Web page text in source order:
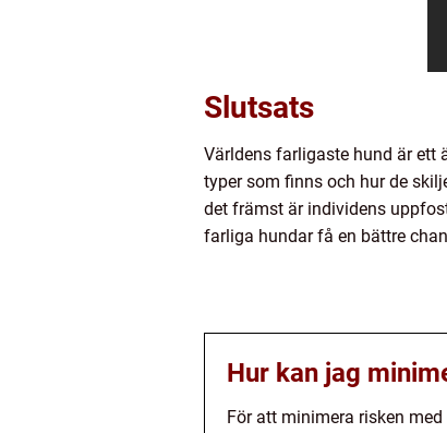
Slutsats
Världens farligaste hund är ett
typer som finns och hur de
det främst är individens
farliga hundar få en bättre
Hur kan jag
För att minimera risken